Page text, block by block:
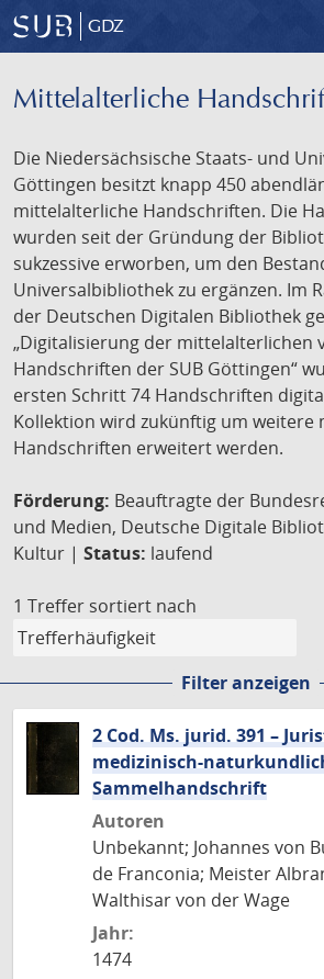
GDZ
Mittelalterliche
Die Niedersächsische Staats- und
Göttingen besitzt knapp 450
mittelalterliche Handschriften. Die
wurden seit der Gründung der
sukzessive erworben, um den
Universalbibliothek zu ergänzen. Im
der Deutschen Digitalen Bibliothek
„Digitalisierung der mittelalterlichen
Handschriften der SUB Göttingen“
ersten Schritt 74 Handschriften
Kollektion wird zukünftig um weitere
Handschriften erweitert werden.
Förderung: Beauftragte der
und Medien, Deutsche Digitale
Kultur | Status: laufend
1 Treffer sortiert nach
Filter anzeigen
2 Cod. Ms. jurid. 391 –
medizinisch-
Sammelhandschrift
Autoren
Unbekannt; Johannes von
de Franconia; Meister
Walthisar von der Wage
Jahr:
1474